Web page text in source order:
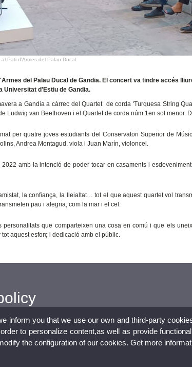
Pati d'Armes del Palau Ducal.
del Palau Ducal de Gandia. El concert va tindre accés
Universitat d'Estiu de Gandia.
a Gandia a càrrec del Quartet de corda 'Turquesa String
Ludwig van Beethoven i elQuartet de corda núm.1en sol menor.
per quatre joves estudiants del Conservatori Superior de
Andrea Montagud, viola i Juan Marín, violoncel.
amb la intenció de poder tocar en casaments i
la confiança, la lleialtat… tot el que aquest quartet vol
pau i alegria, com la mar i el cel.
que comparteixen una cosa en comú i que els
aquest esforç i dedicació amb el públic.
inform you that we use our own and third-party
to personalize content,as well as provide
the configuration of our cookies. Get more